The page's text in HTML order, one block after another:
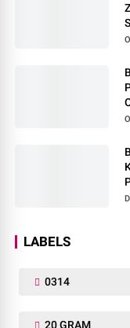
LABELS
0314
20 GRAM